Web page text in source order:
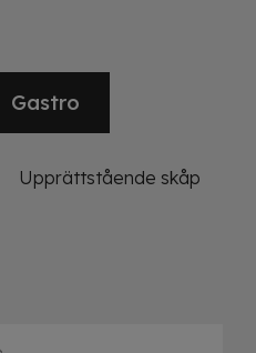
Gastro
Upprättstående skåp